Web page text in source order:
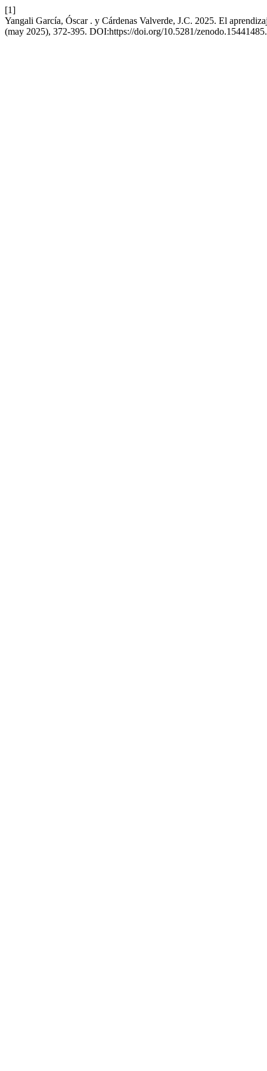
[1]
Yangali García, Óscar . y Cárdenas Valverde, J.C. 2025. El
(may 2025), 372-395. DOI:https://doi.org/10.5281/zenodo.15441485.